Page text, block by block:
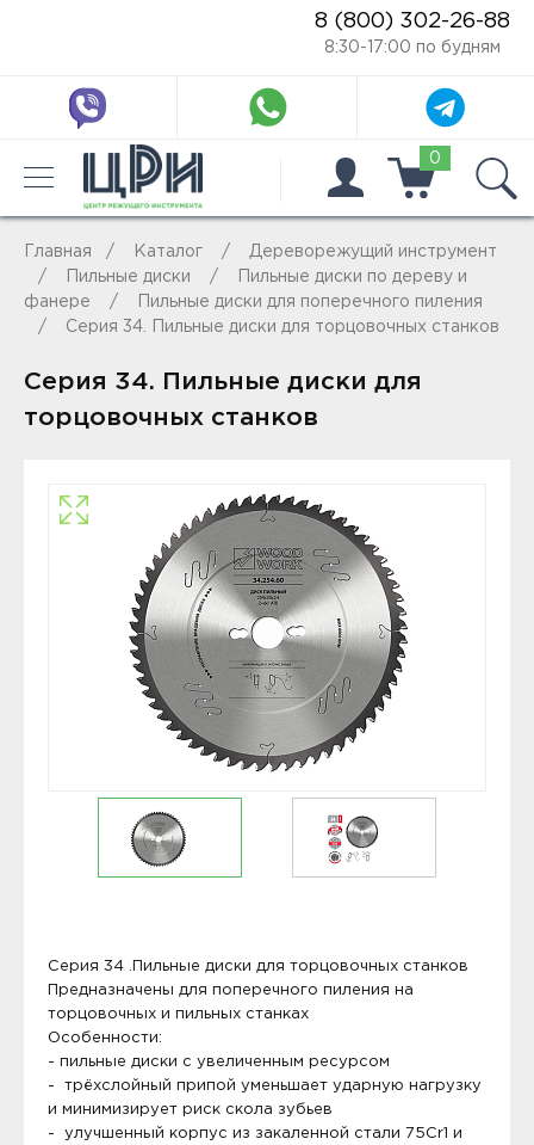
8 (800) 302-26-88
8:30-17:00 по будням
0
Главная Каталог
Дереворежущий инструмент
Пильные диски
Пильные диски по дереву и
фанере
Пильные диски для поперечного пиления
Серия 34. Пильные диски для торцовочных станков
Серия 34. Пильные диски для
торцовочных станков
Серия 34 .Пильные диски для торцовочных станков
Предназначены для поперечного пиления на
торцовочных и пильных станках
Особенности:
- пильные диски с увеличенным ресурсом
- трёхслойный припой уменьшает ударную нагрузку
и минимизирует риск скола зубьев
- улучшенный корпус из закаленной стали 75Cr1 и